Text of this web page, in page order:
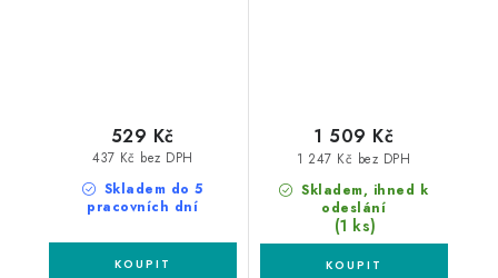
Skladem do 5
pracovních dní
437 Kč bez DPH
529 Kč
Skladem, ihned k
odeslání
(1 ks)
1 247 Kč bez DPH
1 509 Kč